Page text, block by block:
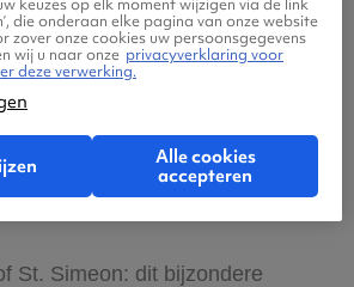
Ras Mohammed:
gaan duiken of snorkelen
grote Nationaal Park Ras
Er leven hier onder meer
clownsvissen en
St. Simeon: dit bijzondere
die onderaan elke pagina van onze website
zover onze cookies uw persoonsgegevens
wij u naar onze privacyverklaring voor
deze verwerking.
Alle cookies
accepteren